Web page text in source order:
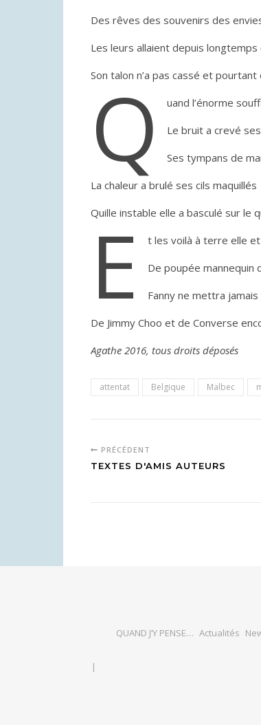
Des rêves des souvenirs des
Les leurs allaient depuis longtemps
Son talon n’a pas cassé et
Q
uand l’énorme
Le bruit a crevé
Ses tympans de
La chaleur a brulé ses cils maquillés
Quille instable elle a basculé sur le
E
t les voilà à terre elle
De poupée mannequin
Fanny ne mettra
De Jimmy Choo et de Converse
Agathe 2016, tous droits déposés
attentat Belgique Malbec
PRÉCÉDENT
TEXTES D'AMIS AUTEURS
QUAND J’Y PENSE… Actualités